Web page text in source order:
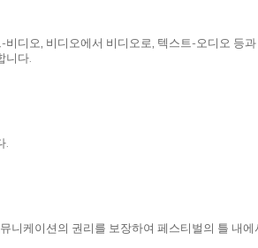
디오, 비디오에서 비디오로, 텍스트-오디오 등
니다.
.
니케이션의 권리를 보장하여 페스티벌의 틀 내